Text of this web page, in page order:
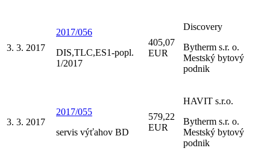
3. 3. 2017
2017/056
DIS,TLC,ES1-popl.
1/2017
405,07
EUR
Discovery
Bytherm s.r. o.
Mestský bytový
podnik
3. 3. 2017
2017/055
servis výťahov BD
579,22
EUR
HAVIT s.r.o.
Bytherm s.r. o.
Mestský bytový
podnik